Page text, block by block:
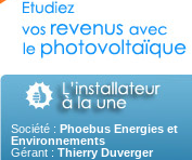
Société : Phoebus Energies et
Environnements
Gérant : Thierry Duverger